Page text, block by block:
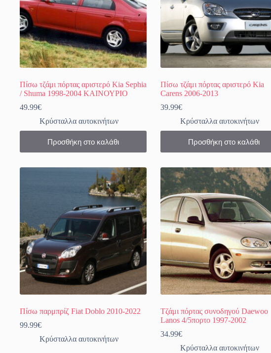
Πίσω τζάμι πόρτας αριστερό Kia Sephia
/ Shuma 1998-2004 ΚΑΙΝΟΥΡΙΟ
49.99€
Κρύσταλλα αυτοκινήτων
Προσθήκη στο καλάθι
Πίσω τζάμι πόρτας αριστερό Kia
Carens 2006-2013
39.99€
Κρύσταλλα αυτοκινήτων
Προσθήκη στο καλάθι
Πίσω παρμπρίζ Fiat Doblo 2010-2022
99.99€
Κρύσταλλα αυτοκινήτων
Τζάμι πόρτας συνοδηγού Daewoo
Lanos 4/5πορτο 1997-2002
34.99€
Κρύσταλλα αυτοκινήτων